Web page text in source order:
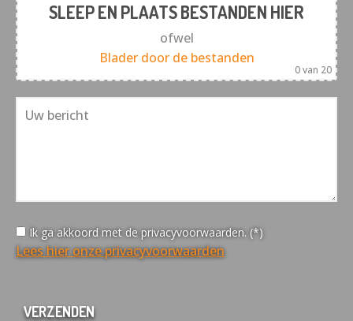
SLEEP EN PLAATS BESTANDEN HIER
ofwel
Blader door de bestanden
0van 20
Ik ga akkoord met de privacyvoorwaarden. (*)
Lees hier onze privacyvoorwaarden